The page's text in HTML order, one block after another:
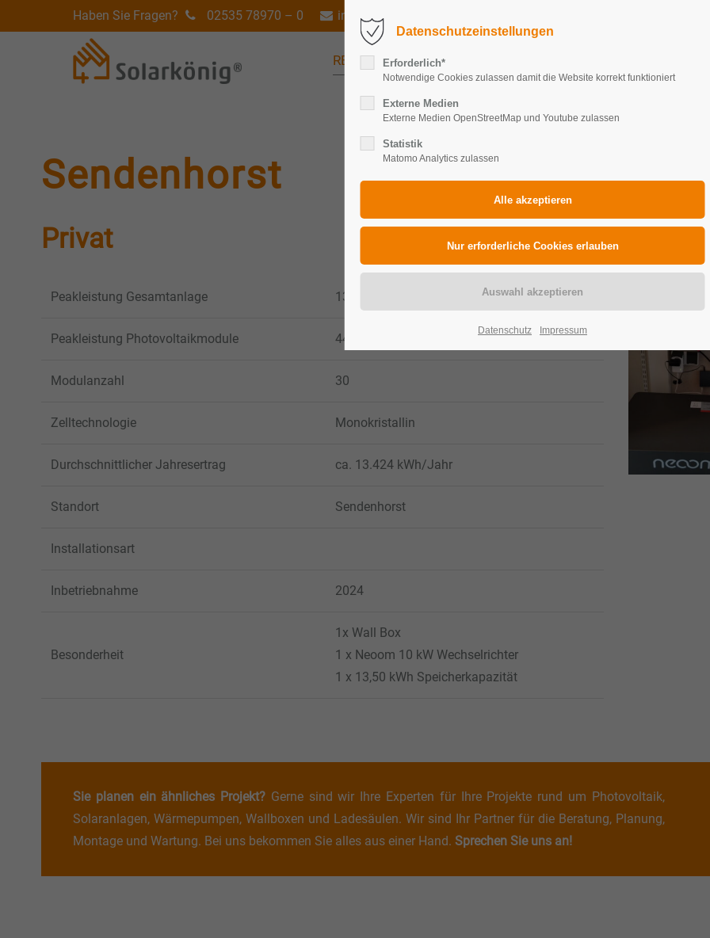
Haben Sie Fragen? 02535 78970 – 0 info@solarkoenig.com
REFERENZEN BRANCHENLÖSUNGEN
Sendenhorst
Privat
Peakleistung Gesamtanlage 13,20 kWp
Peakleistung Photovoltaikmodule 440 Wp
Modulanzahl 30
Zelltechnologie Monokristallin
Durchschnittlicher Jahresertrag ca. 13.424 kWh/Jahr
Standort Sendenhorst
Installationsart
Inbetriebnahme 2024
Besonderheit
1x Wall Box
1 x Neoom 10 kW Wechselrichter
1 x 13,50 kWh Speicherkapazität
Sie planen ein ähnliches Projekt? Gerne sind wir Ihre Experten für Ihre Projekte rund um Photovoltaik,
Solaranlagen, Wärmepumpen, Wallboxen und Ladesäulen. Wir sind Ihr Partner für die Beratung, Planung,
Montage und Wartung. Bei uns bekommen Sie alles aus einer Hand. Sprechen Sie uns an!
Datenschutzeinstellungen
Erforderlich*
Notwendige Cookies zulassen damit die Website korrekt funktioniert
Externe Medien
Externe Medien OpenStreetMap und Youtube zulassen
Statistik
Matomo Analytics zulassen
Datenschutz Impressum